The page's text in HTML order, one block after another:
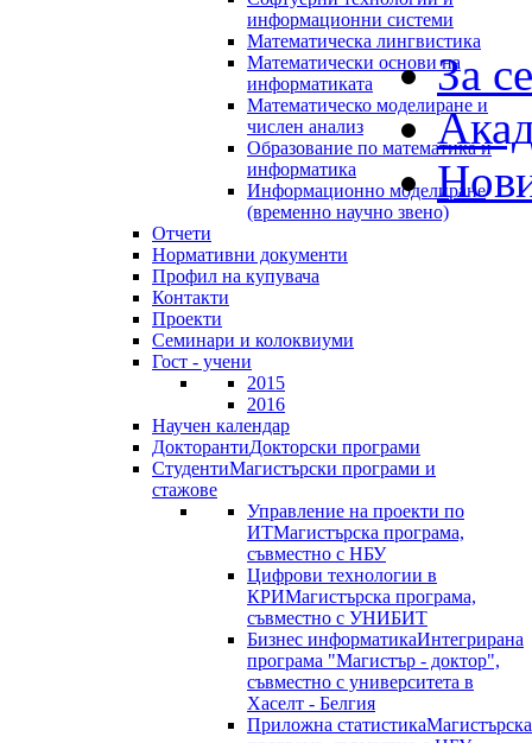
информационни системи
Математическа лингвистика
Математически основи на
информатиката
Математическо моделиране и
числен анализ
Образование по математика и
информатика
Информационно моделиране
(временно научно звено)
Отчети
Нормативни документи
Профил на купувача
Контакти
Проекти
Семинари и колоквиуми
Гост - учени
2015
2016
Научен календар
ДокторантиДокторски програми
СтудентиМагистърски програми и
стажове
Управление на проекти по
ИТМагистърска програма,
съвместно с НБУ
Цифрови технологии в
КРИМагистърска програма,
съвместно с УНИБИТ
Бизнес информатикаИнтегрирана
програма "Магистър - доктор",
съвместно с университета в
Хаселт - Белгия
Приложна статистикаМагистърска
За